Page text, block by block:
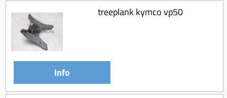
Overbrenging
treeplank kymco vp50
Info